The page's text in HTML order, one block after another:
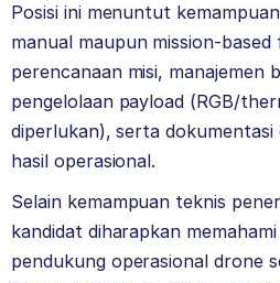
Posisi ini menuntut
manual maupun mission-
perencanaan misi, manajemen
pengelolaan payload (RGB/
diperlukan), serta dokumentasi
hasil operasional.
Selain kemampuan teknis
kandidat diharapkan
pendukung operasional drone